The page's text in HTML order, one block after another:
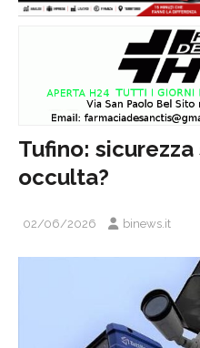
Tufino:
occulta?
02/06/2026 binews.it